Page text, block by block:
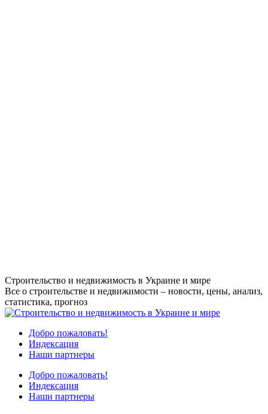
Перейти
к
содержанию
Строительство и недвижимость в Украине и мире
Все о строительстве и недвижимости – новости, цены, анализ,
статистика, прогноз
Добро пожаловать!
Индексация
Наши партнеры
Добро пожаловать!
Индексация
Наши партнеры